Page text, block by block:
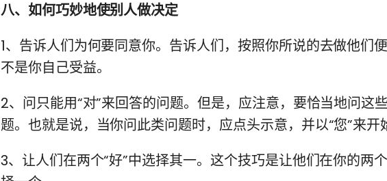
八、如何巧妙地使别人做决定
1、告诉人们为何要同意你。告诉人们，按照你所说的去做他们
不是你自己受益。
2、问只能用“对”来回答的问题。但是，应注意，要恰当地问这
题。也就是说，当你问此类问题时，应点头示意，并以“您”来开
3、让人们在两个“好”中选择其一。这个技巧是让他们在你的两